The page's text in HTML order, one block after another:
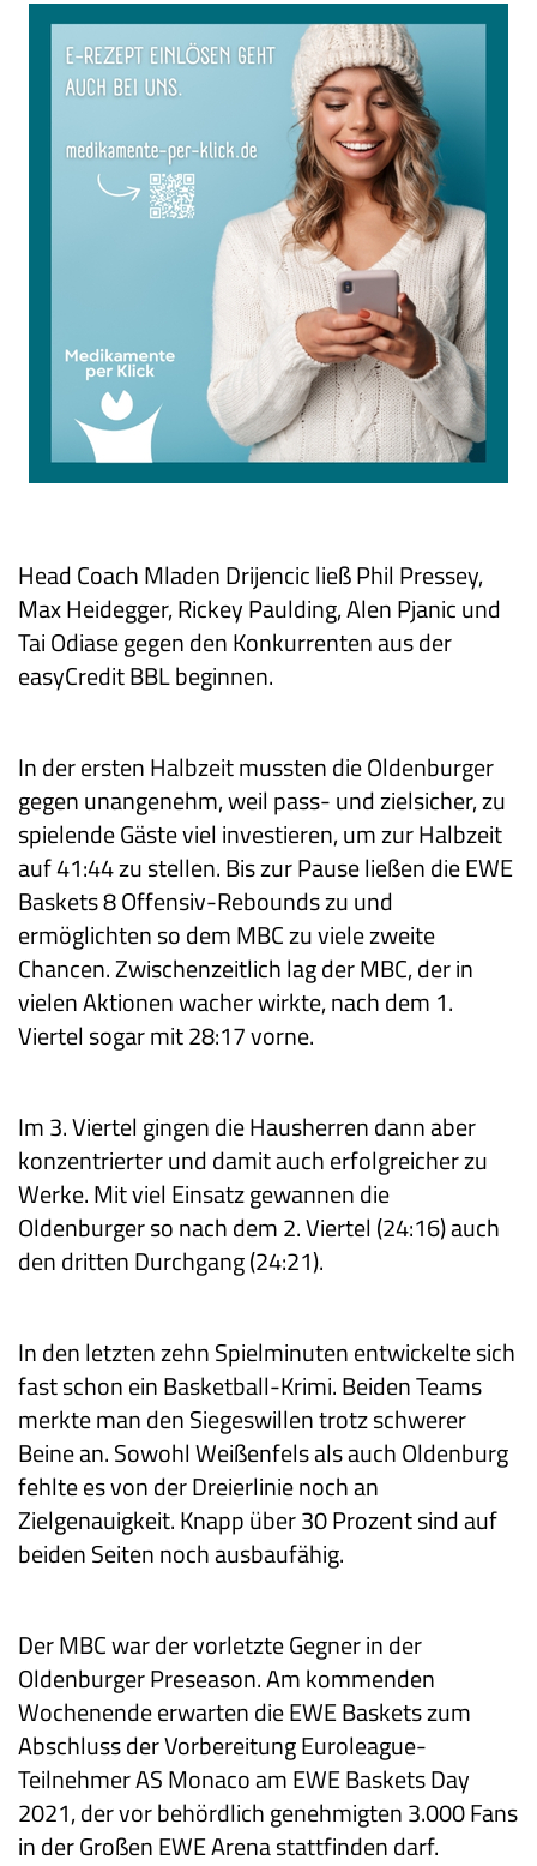
Head Coach Mladen Drijencic ließ Phil Pressey,
Max Heidegger, Rickey Paulding, Alen Pjanic und
Tai Odiase gegen den Konkurrenten aus der
easyCredit BBL beginnen.
In der ersten Halbzeit mussten die Oldenburger
gegen unangenehm, weil pass- und zielsicher, zu
spielende Gäste viel investieren, um zur Halbzeit
auf 41:44 zu stellen. Bis zur Pause ließen die EWE
Baskets 8 Offensiv-Rebounds zu und
ermöglichten so dem MBC zu viele zweite
Chancen. Zwischenzeitlich lag der MBC, der in
vielen Aktionen wacher wirkte, nach dem 1.
Viertel sogar mit 28:17 vorne.
Im 3. Viertel gingen die Hausherren dann aber
konzentrierter und damit auch erfolgreicher zu
Werke. Mit viel Einsatz gewannen die
Oldenburger so nach dem 2. Viertel (24:16) auch
den dritten Durchgang (24:21).
In den letzten zehn Spielminuten entwickelte sich
fast schon ein Basketball-Krimi. Beiden Teams
merkte man den Siegeswillen trotz schwerer
Beine an. Sowohl Weißenfels als auch Oldenburg
fehlte es von der Dreierlinie noch an
Zielgenauigkeit. Knapp über 30 Prozent sind auf
beiden Seiten noch ausbaufähig.
Der MBC war der vorletzte Gegner in der
Oldenburger Preseason. Am kommenden
Wochenende erwarten die EWE Baskets zum
Abschluss der Vorbereitung Euroleague-
Teilnehmer AS Monaco am EWE Baskets Day
2021, der vor behördlich genehmigten 3.000 Fans
in der Großen EWE Arena stattfinden darf.